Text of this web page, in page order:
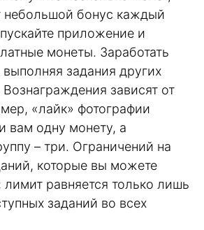
небольшой бонус каждый
приложение и
монеты. Заработать
задания других
Вознаграждения зависят от
«лайк» фотографии
вам одну монету, а
– три. Ограничений на
которые вы можете
лимит равняется только лишь
заданий во всех